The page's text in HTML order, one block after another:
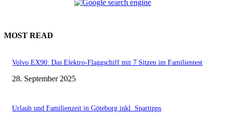
MOST READ
Volvo EX90: Das Elektro-Flaggschiff mit 7 Sitzen im Familientest
28. September 2025
Urlaub und Familienzeit in Göteborg inkl. Spartipps